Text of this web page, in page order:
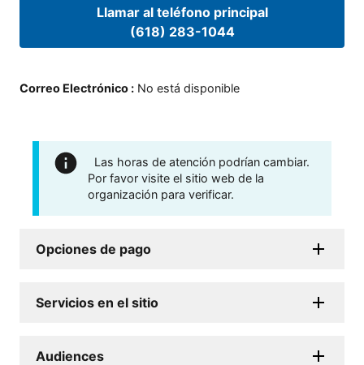
Llamar al teléfono principal
(618) 283-1044
Correo Electrónico : No está disponible
Las horas de atención podrían cambiar.
Por favor visite el sitio web de la
organización para verificar.
Opciones de pago
Servicios en el sitio
Audiences